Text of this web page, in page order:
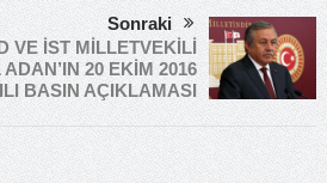
Sonraki
VE İST MİLLETVEKİLİ
20 EKİM 2016
BASIN AÇIKLAMASI